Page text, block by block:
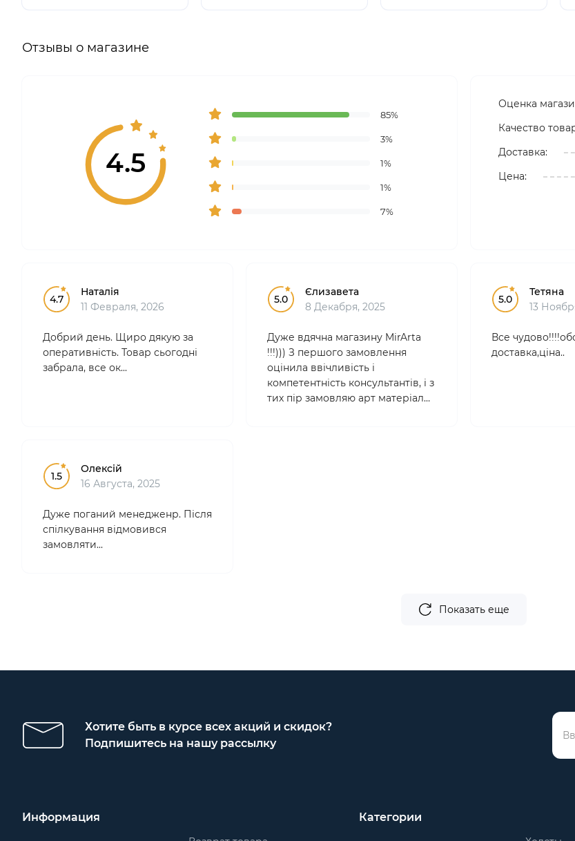
Отзывы о магазине
4.5
85%
3%
1%
1%
7%
Оценка
Качество
Доставка:
Цена:
4.7
Наталія
11 Февраля, 2026
Добрий день. Щиро дякую за
оперативність. Товар сьогодні
забрала, все ок...
5.0
Єлизавета
8 Декабря, 2025
Дуже вдячна магазину MirArta
!!!))) З першого замовлення
оцінила ввічливість і
компетентність консультантів, і з
тих пір замовляю арт матеріали
5.0
Тетяна
13
Все
доставка,ціна..
1.5
Олексій
16 Августа, 2025
Дуже поганий менедженр. Після
спілкування відмовився
замовляти...
Показать еще
Хотите быть в курсе всех акций и скидок?
Подпишитесь на нашу рассылку
Информация Категории